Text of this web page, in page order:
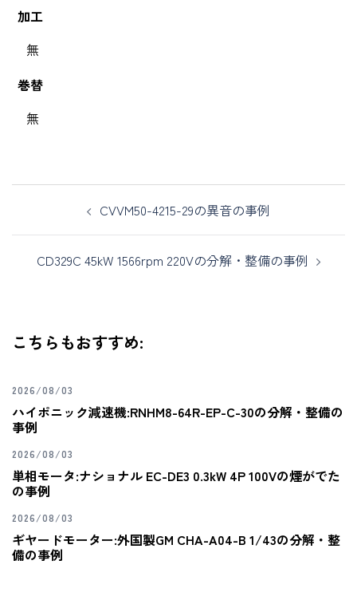
加工
無
巻替
無
CVVM50-4215-29の異音の事例
CD329C 45kW 1566rpm 220Vの分解・整備の事例
こちらもおすすめ:
2026/08/03
ハイポニック減速機:RNHM8-64R-EP-C-30の分解・整備の
事例
2026/08/03
単相モータ:ナショナル EC-DE3 0.3kW 4P 100Vの煙がでた
の事例
2026/08/03
ギヤードモーター:外国製GM CHA-A04-B 1/43の分解・整
備の事例